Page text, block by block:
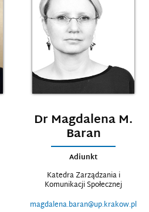
Dr Magdalena M.
Baran
Adiunkt
Katedra Zarządzania i
Komunikacji Społecznej
magdalena.baran@up.krakow.pl